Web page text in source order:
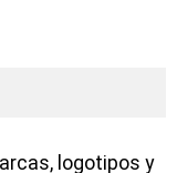
logotipos y